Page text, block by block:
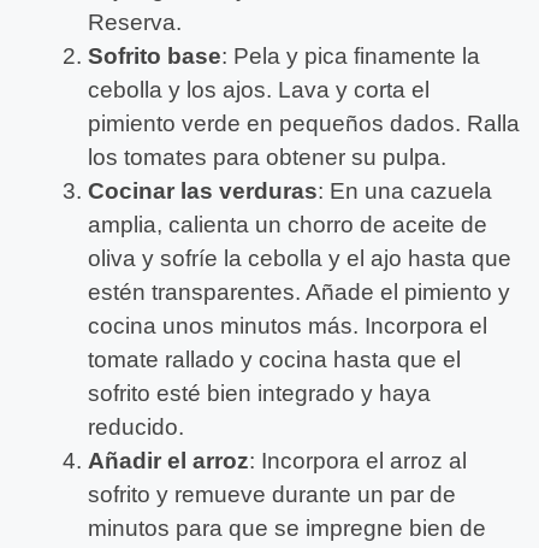
Reserva.
Sofrito base: Pela y pica finamente la
cebolla y los ajos. Lava y corta el
pimiento verde en pequeños dados. Ralla
los tomates para obtener su pulpa.
Cocinar las verduras: En una cazuela
amplia, calienta un chorro de aceite de
oliva y sofríe la cebolla y el ajo hasta que
estén transparentes. Añade el pimiento y
cocina unos minutos más. Incorpora el
tomate rallado y cocina hasta que el
sofrito esté bien integrado y haya
reducido.
Añadir el arroz: Incorpora el arroz al
sofrito y remueve durante un par de
minutos para que se impregne bien de